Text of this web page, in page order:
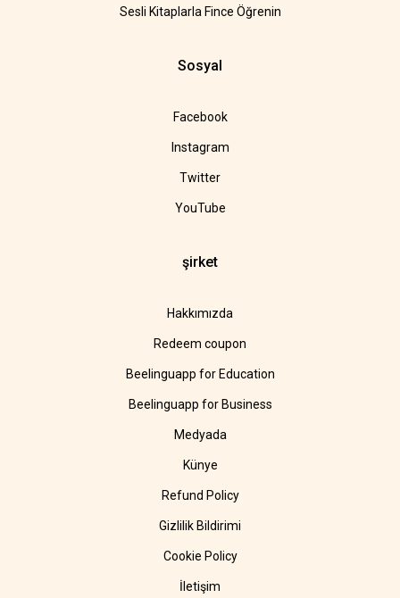
Sesli Kitaplarla Fince Öğrenin
Sosyal
Facebook
Instagram
Twitter
YouTube
şirket
Hakkımızda
Redeem coupon
Beelinguapp for Education
Beelinguapp for Business
Medyada
Künye
Refund Policy
Gizlilik Bildirimi
Cookie Policy
İletişim